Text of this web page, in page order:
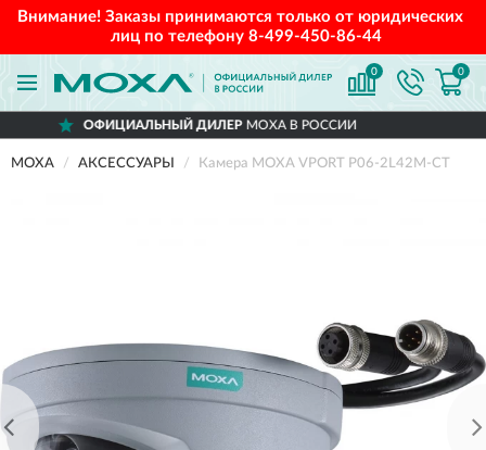
Внимание! Заказы принимаются только от юридических
лиц по телефону 8-499-450-86-44
0 0
ДИЛЕРMOXA В РОССИИ
MOXA АКСЕССУАРЫ Камера MOXA VPORT P06-2L42M-CT